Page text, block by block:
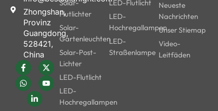
Zhongshan,
Provinz
Guangdong,
528421,
China
Solar-
Flutlichter
Solar-
Gartenleuchten
Solar-Post-
Lichter
LED-Flutlicht
LED-
Hochregallampen
LED-Flutlicht
LED-
Hochregallampen
LED-
Straßenlampe
Neueste
Nachrichten
Unser Stiemap
Video-
Leitfäden